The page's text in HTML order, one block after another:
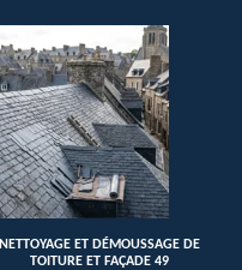
NETTOYAGE ET DÉMOUSSAGE DE
TOITURE ET FAÇADE 49